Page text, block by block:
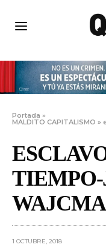
Portada »
MALDITO CAPITALISMO »
1 OCTUBRE, 2018